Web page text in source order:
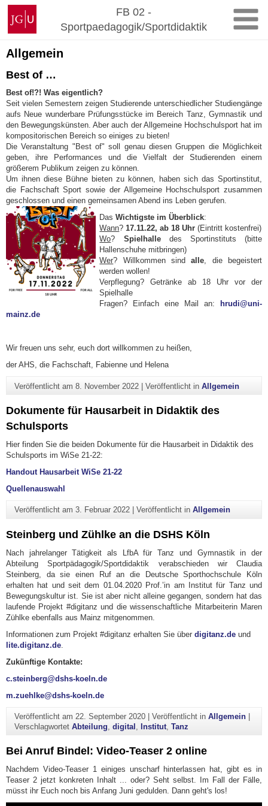
Zum
Inhalt
springen
Johannes
Gutenberg-
Universität
Mainz
FB 02 -
Sportpaedagogik/Sportdidaktik
Allgemein
Best of …
Best of!?! Was eigentlich?
Seit vielen Semestern zeigen Studierende unterschiedlicher Studiengänge
aufs Neue wunderbare Prüfungsstücke im Bereich Tanz, Gymnastik und
den Bewegungskünsten. Aber auch der Allgemeine Hochschulsport hat im
kompositorischen Bereich so einiges zu bieten!
Die Veranstaltung "Best of" soll genau diesen Gruppen die Möglichkeit
geben, ihre Performances und die Vielfalt der Studierenden einem
größerem Publikum zeigen zu können.
Um ihnen diese Bühne bieten zu können, haben sich das Sportinstitut,
die Fachschaft Sport sowie der Allgemeine Hochschulsport zusammen
geschlossen und einen gemeinsamen Abend ins Leben gerufen.
DasWichtigste im Überblick:
Wann?17.11.22, ab 18 Uhr (Eintritt kostenfrei)
Wo? Spielhalledes Sportinstituts (bitte
Hallenschuhe mitbringen)
Wer? Willkommen sindalle, die begeistert
werden wollen!
Verpflegung? Getränke ab 18 Uhr vor der
Spielhalle
Fragen? Einfach eine Mail an:
hrudi@uni-
mainz.de
Wir freuen uns sehr, euch dort willkommen zu heißen,
der AHS, die Fachschaft, Fabienne und Helena
Veröffentlicht am 8. November 2022| Veröffentlicht in Allgemein
Dokumente für Hausarbeit in Didaktik des
Schulsports
Hier finden Sie die beiden Dokumente für die Hausarbeit in Didaktik des
Schulsports im WiSe 21-22:
Handout Hausarbeit WiSe 21-22
Quellenauswahl
Veröffentlicht am 3. Februar 2022| Veröffentlicht in Allgemein
Steinberg und Zühlke an die DSHS Köln
Nach jahrelanger Tätigkeit als LfbA für Tanz und Gymnastik in der
Abteilung Sportpädagogik/Sportdidaktik verabschieden wir Claudia
Steinberg, da sie einen Ruf an die Deutsche Sporthochschule Köln
erhalten hat und seit dem 01.04.2020 Prof.’in am Institut für Tanz und
Bewegungskultur ist. Sie ist aber nicht alleine gegangen, sondern hat das
laufende Projekt #digitanz und die wissenschaftliche Mitarbeiterin Maren
Zühlke ebenfalls aus Mainz mitgenommen.
Informationen zum Projekt #digitanz erhalten Sie über digitanz.de und
lite.digitanz.de
Zukünftige Kontakte:
c.steinberg@dshs-koeln.de
m.zuehlke@dshs-koeln.de
Veröffentlicht am 22. September 2020| Veröffentlicht in Allgemein|
Verschlagwortet Abteilung digital Institut, Tanz
Bei Anruf Bindel: Video-Teaser 2 online
Nachdem Video-Teaser 1 einiges unscharf hinterlassen hat, gibt es in
Teaser 2 jetzt konkreten Inhalt ... oder? Seht selbst. Im Fall der Fälle,
müsst ihr Euch noch bis Anfang Juni gedulden. Dann geht's los!